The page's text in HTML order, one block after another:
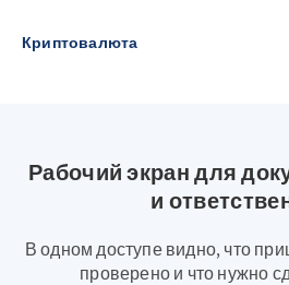
Криптовалюта
Рабочий экран для
и
В одном доступе видно, что
проверено и что нужно